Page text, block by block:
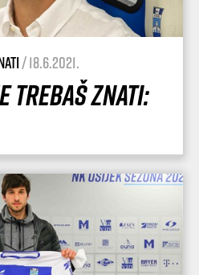
/ 18.6.2021.
trebaš znati: